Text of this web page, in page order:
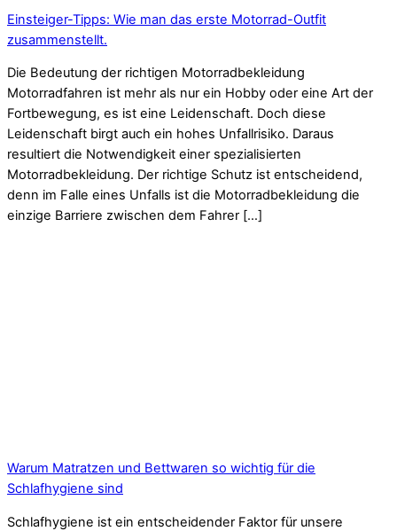
Einsteiger-Tipps: Wie man das erste Motorrad-Outfit
zusammenstellt.
Die Bedeutung der richtigen Motorradbekleidung
Motorradfahren ist mehr als nur ein Hobby oder eine Art der
Fortbewegung, es ist eine Leidenschaft. Doch diese
Leidenschaft birgt auch ein hohes Unfallrisiko. Daraus
resultiert die Notwendigkeit einer spezialisierten
Motorradbekleidung. Der richtige Schutz ist entscheidend,
denn im Falle eines Unfalls ist die Motorradbekleidung die
einzige Barriere zwischen dem Fahrer […]
Warum Matratzen und Bettwaren so wichtig für die
Schlafhygiene sind
Schlafhygiene ist ein entscheidender Faktor für unsere